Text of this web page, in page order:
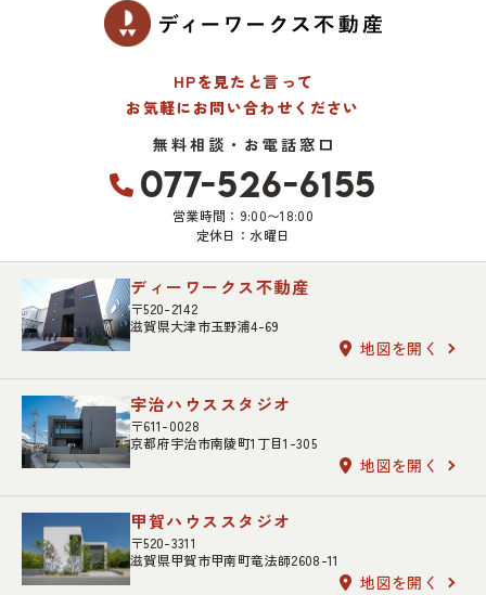
HPを見たと言って
お気軽にお問い合わせください
無料相談・お電話窓口
077-526-6155
営業時間：9:00〜18:00
定休日：水曜日
ディーワークス不動産
〒520-2142
滋賀県大津市玉野浦4-69
地図を開く
宇治ハウススタジオ
〒611-0028
京都府宇治市南陵町1丁目1-305
地図を開く
甲賀ハウススタジオ
〒520-3311
滋賀県甲賀市甲南町竜法師2608-11
地図を開く